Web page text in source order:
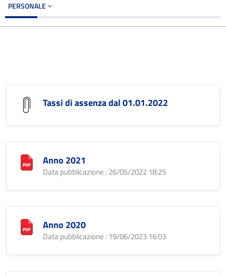
PERSONALE
Tassi di assenza dal 01.01.2022
Anno 2021
Data pubblicazione : 26/05/2022 18:25
Anno 2020
Data pubblicazione : 19/06/2023 16:03